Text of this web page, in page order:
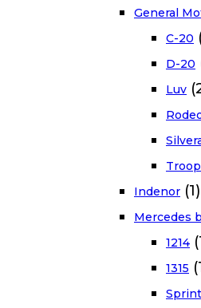
General
C-20
D-20
Luv
Indenor (1)
Mercedes
1214
1315